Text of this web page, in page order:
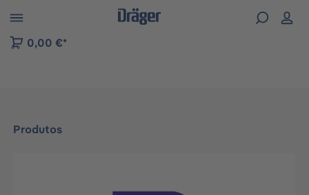
to B2B platform navigation
0,00 €*
Produtos
Ignorar galeria de imagens